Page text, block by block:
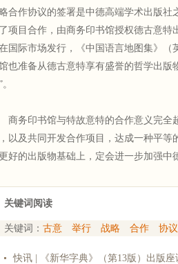
合作协议的签署是中德高端学术出版
项目合作，由商务印书馆授权德古意
国际市场发行，《中国语言地图集》
也准备从德古意特享有盛誉的哲学出版
务印书馆与特故意特的合作意义完全
以及共同开发合作项目，达成一种平
好的出版物基础上，定会进一步加强中
关键词阅读
关键词： 古意 举行 战略 合作 协议
快讯 | 《新华字典》（第13版）出版